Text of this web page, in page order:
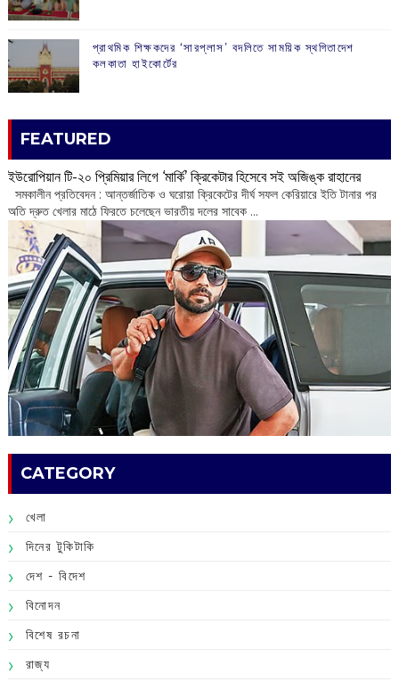
প্রাথমিক শিক্ষকদের ‘সারপ্লাস’ বদলিতে সাময়িক স্থগিতাদেশ
কলকাতা হাইকোর্টের
FEATURED
ইউরোপিয়ান টি-২০ প্রিমিয়ার লিগে ‘মার্কি’ ক্রিকেটার হিসেবে সই অজিঙ্ক রাহানের
সমকালীন প্রতিবেদন : আন্তর্জাতিক ও ঘরোয়া ক্রিকেটের দীর্ঘ সফল কেরিয়ারে ইতি টানার পর
অতি দ্রুত খেলার মাঠে ফিরতে চলেছেন ভারতীয় দলের সাবেক ...
CATEGORY
খেলা
দিনের টুকিটাকি
দেশ - বিদেশ
বিনোদন
বিশেষ রচনা
রাজ্য